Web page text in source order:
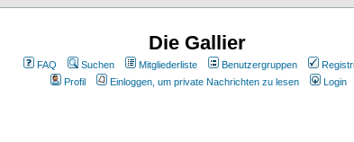
Die Gallier
FAQ Suchen Mitgliederliste Benutzergruppen
Profil
Einloggen, um private Nachrichten zu lesen Login